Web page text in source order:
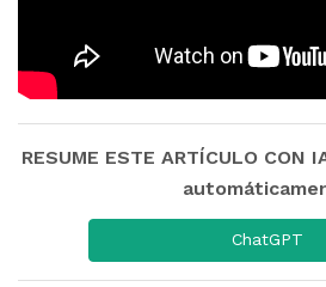
RESUME ESTE ARTÍCULO
ChatGPT